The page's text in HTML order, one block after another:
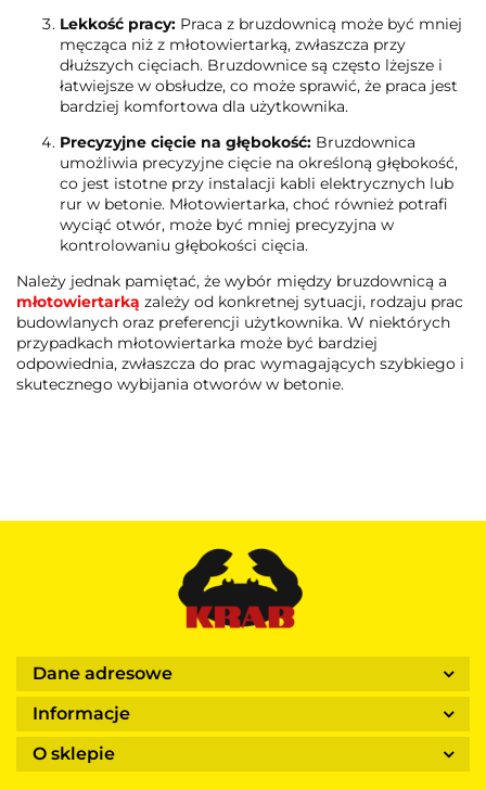
Lekkość pracy: Praca z bruzdownicą może być mniej
męcząca niż z młotowiertarką, zwłaszcza przy
dłuższych cięciach. Bruzdownice są często lżejsze i
łatwiejsze w obsłudze, co może sprawić, że praca jest
bardziej komfortowa dla użytkownika.
Precyzyjne cięcie na głębokość: Bruzdownica
umożliwia precyzyjne cięcie na określoną głębokość,
co jest istotne przy instalacji kabli elektrycznych lub
rur w betonie. Młotowiertarka, choć również potrafi
wyciąć otwór, może być mniej precyzyjna w
kontrolowaniu głębokości cięcia.
Należy jednak pamiętać, że wybór między bruzdownicą a
młotowiertarką zależy od konkretnej sytuacji, rodzaju prac
budowlanych oraz preferencji użytkownika. W niektórych
przypadkach młotowiertarka może być bardziej
odpowiednia, zwłaszcza do prac wymagających szybkiego i
skutecznego wybijania otworów w betonie.
Dane adresowe
Informacje
O sklepie